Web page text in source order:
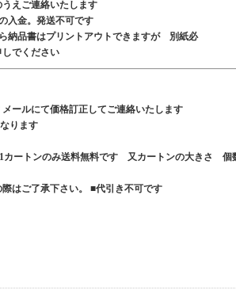
えご連絡いたします
入金。発送不可です
納品書はプリントアウトできますが 別紙必
でください
ールにて価格訂正してご連絡いたします
ります
カートンのみ送料無料です 又カートンの大きさ 個
はご了承下さい。 ■代引き不可です